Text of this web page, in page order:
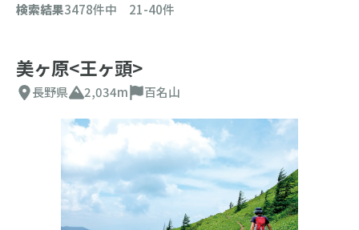
検索結果3478件中 21-40件
美ヶ原<王ヶ頭>
長野県 2,034m 百名山